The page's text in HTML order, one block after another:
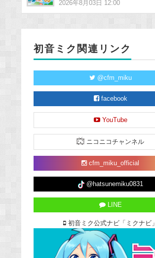
2026年8月03日 12:00
初音ミク関連リンク
@cfm_miku
facebook
YouTube
ニコニコチャンネル
cfm_miku_official
@hatsunemiku0831
LINE
初音ミク公式ナビ「ミクナビ」